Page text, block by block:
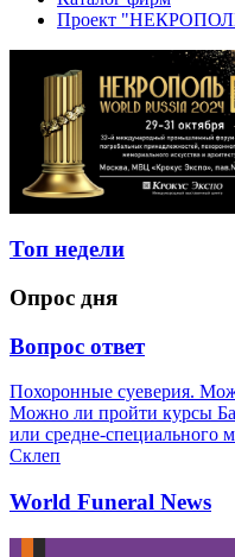
Проект
Топ недели
Опрос дня
Вопрос ответ
Похоронные суеверия.
Можно ли пройти курсы
или средне-специального
Склеп
World Funeral News